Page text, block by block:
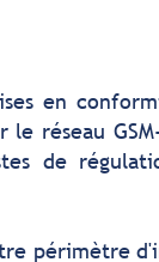
en
réseau
de
périmètre